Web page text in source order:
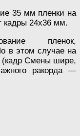
35 мм пленки на
кадры 24х36 мм.
пленок,
в этом случае на
(кадр Смены шире,
ракорда —